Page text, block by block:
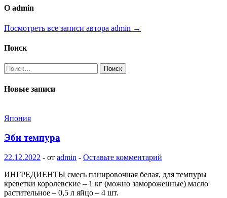
О admin
Посмотреть все записи автора admin →
Поиск
Найти:
Новые записи
Япония
Эби темпура
22.12.2022 - от admin - Оставьте комментарий
ИНГРЕДИЕНТЫ смесь панировочная белая, для темпуры
креветки королевские – 1 кг (можно замороженные) масло
растительное – 0,5 л яйцо – 4 шт.